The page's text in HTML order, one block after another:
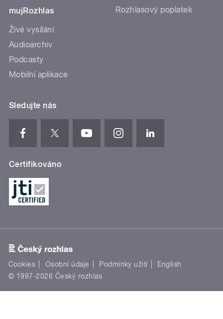
mujRozhlas
Živé vysílání
Audioarchiv
Podcasty
Mobilní aplikace
Rozhlasový poplatek
Sledujte nás
Certifikováno
Cookies Osobní údaje Podmínky užití
English
© 1997-2026 Český rozhlas